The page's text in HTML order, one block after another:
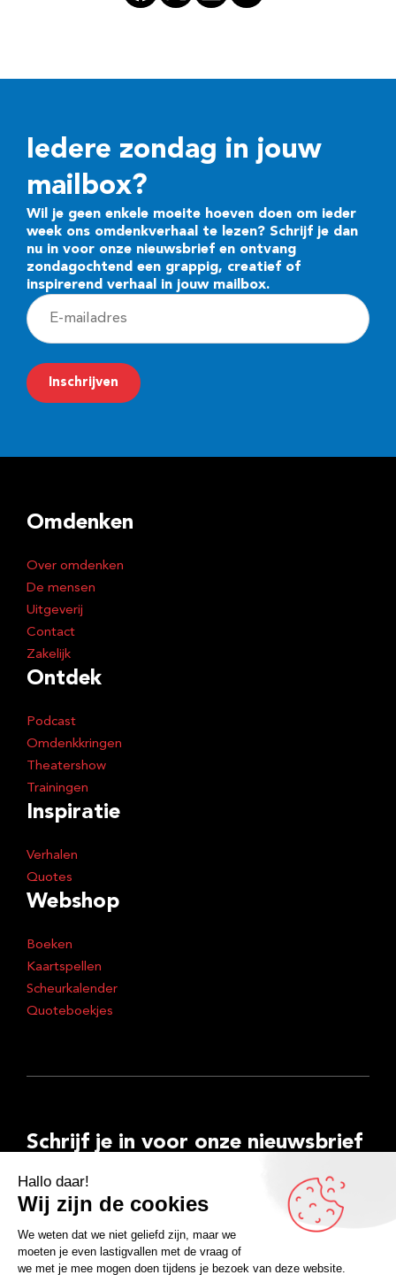
Iedere zondag in jouw
mailbox?
Wil je geen enkele moeite hoeven doen om ieder
week ons omdenkverhaal te lezen? Schrijf je dan
nu in voor onze nieuwsbrief en ontvang
zondagochtend een grappig, creatief of
inspirerend verhaal in jouw mailbox.
E
-
m
a
r
s
Inschrijven
Omdenken
Over omdenken
De mensen
Uitgeverij
Contact
Zakelijk
Ontdek
Podcast
Omdenkkringen
Theatershow
Trainingen
Inspiratie
Verhalen
Quotes
Webshop
Boeken
Kaartspellen
Scheurkalender
Quoteboekjes
Schrijf je in voor onze nieuwsbrief
E-
mailadres
Inschrijven